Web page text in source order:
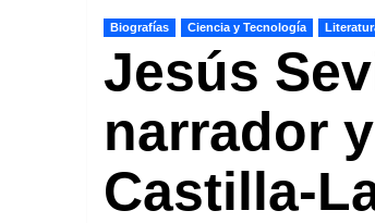
Biografías Ciencia y Tecnología
Jesús
narrador
Castilla-